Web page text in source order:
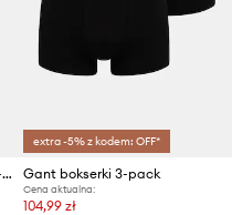
Gant bokserki dopasowane męskie 3-pack
extra -5% z kodem: OFF*
Gant bokserki 3-pack
Cena aktualna:
104,99 zł